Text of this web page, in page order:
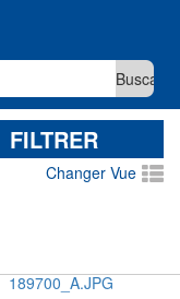
FILTRER
Changer Vue